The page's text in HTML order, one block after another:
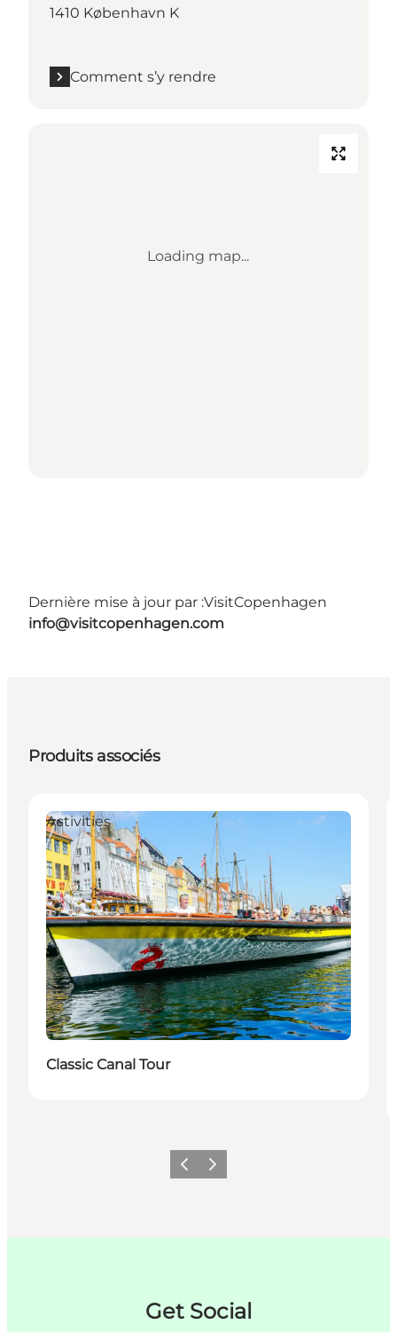
1410 København K
Comment s’y rendre
Loading map...
Dernière mise à jour par :VisitCopenhagen
info@visitcopenhagen.com
Produits associés
Activities
Classic Canal Tour
PrécédentSuivant
Get Social